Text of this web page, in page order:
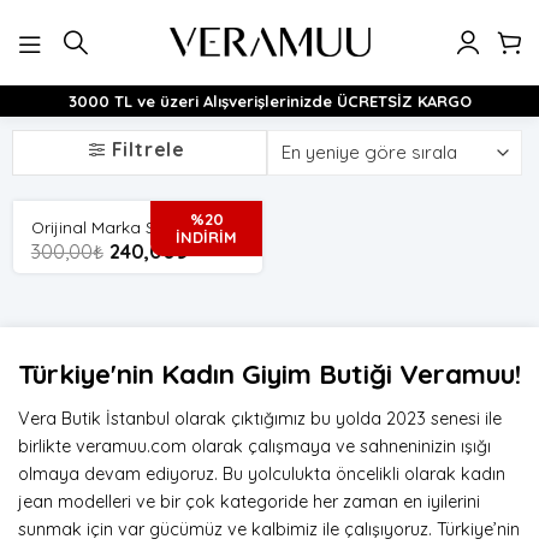
atla
3000 TL ve üzeri Alışverişlerinizde ÜCRETSİZ KARGO
Filtrele
%20
İNDİRİM
Orijinal Marka Süveter
300,00₺ 240,00₺
Türkiye'nin Kadın Giyim Butiği Veramuu!
Vera Butik İstanbul olarak çıktığımız bu yolda 2023 senesi ile
birlikte veramuu.com olarak çalışmaya ve sahneninizin ışığı
olmaya devam ediyoruz. Bu yolculukta öncelikli olarak kadın
jean modelleri ve bir çok kategoride her zaman en iyilerini
sunmak için var gücümüz ve kalbimiz ile çalışıyoruz. Türkiye’nin